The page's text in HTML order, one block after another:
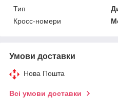
Тип
Кросс-номери
Умови доставки
Нова Пошта
Всі умови доставки